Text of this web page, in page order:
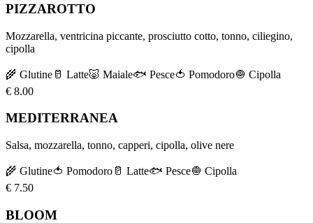
PIZZAROTTO
Mozzarella, ventricina piccante, prosciutto cotto, tonno, ciliegino,
cipolla
🌾 Glutine 🥛 Latte🐷 Maiale🐟 Pesce🍅 Pomodoro🧅 Cipolla
€ 8.00
MEDITERRANEA
Salsa, mozzarella, tonno, capperi, cipolla, olive nere
🌾 Glutine🍅 Pomodoro 🥛 Latte🐟 Pesce🧅 Cipolla
€ 7.50
BLOOM